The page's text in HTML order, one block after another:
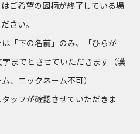
ご希望の図柄が終了している場
さい。
「下の名前」のみ、「ひらが
までとさせていただきます（漢
、ニックネーム不可）
ッフが確認させていただきま